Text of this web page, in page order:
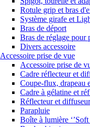
Rotule grip et bras
Système girafe et
Bras de déport
Bras de réglage pour
Divers accessoire
Accessoire prise de vue
Accessoire prise de
Cadre réflecteur et
Coupe-flux, drapeau
Cadre à gélatine et
Réflecteur et
Parapluie
Boîte à lumière ‘’Soft